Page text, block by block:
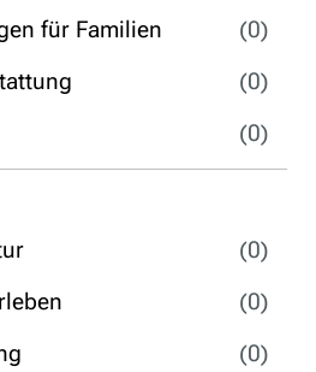
für Familien
(0)
(0)
(0)
(0)
(0)
(0)